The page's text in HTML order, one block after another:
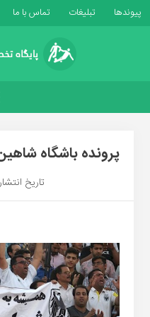
پیوندها تبلیغات تماس با ما
پرونده باشگاه
تاریخ انتشار: 21 نوامبر